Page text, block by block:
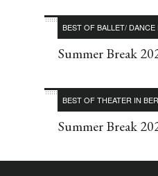
BEST OF BALLET/ DANCE
Summer Break
BEST OF THEATER IN
Summer Break